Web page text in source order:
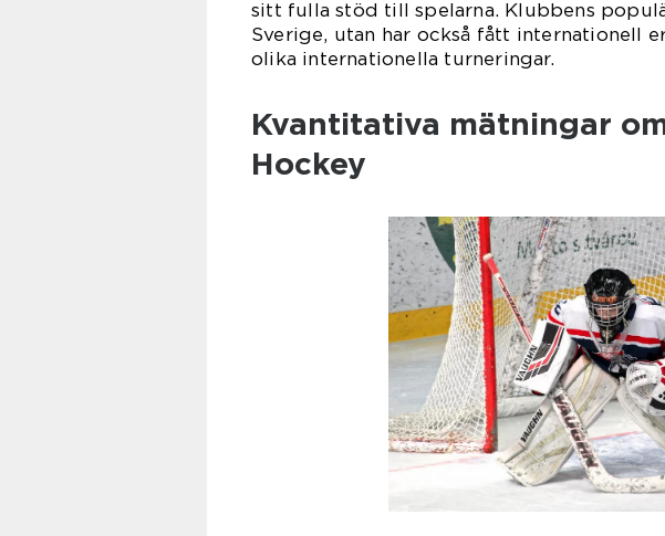
sitt fulla stöd till spelarna. Klubbens
Sverige, utan har också fått internationell
olika internationella turneringar.
Kvantitativa mätningar
Hockey